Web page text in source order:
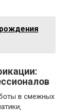
в смежных